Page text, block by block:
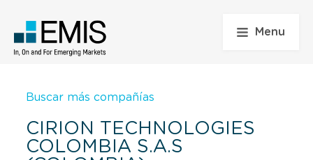
Menu
Buscar más compañías
CIRION TECHNOLOGIES
COLOMBIA S.A.S